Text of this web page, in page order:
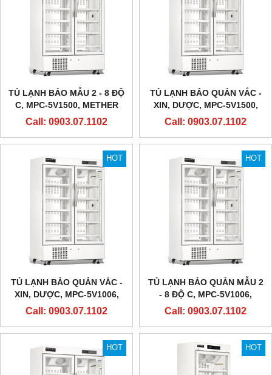
TỦ LẠNH BẢO MẪU 2 - 8 ĐỘ
C, MPC-5V1500, METHER
BIOMEDICAL
Call: 0903.07.1102
TỦ LẠNH BẢO QUẢN VẮC -
XIN, DƯỢC, MPC-5V1500,
METHER BIOMEDICAL
Call: 0903.07.1102
HOT
TỦ LẠNH BẢO QUẢN VẮC -
XIN, DƯỢC, MPC-5V1006,
METHER BIOMEDICAL
Call: 0903.07.1102
HOT
TỦ LẠNH BẢO QUẢN MẪU 2
- 8 ĐỘ C, MPC-5V1006,
METHER BIOMEDICAL
Call: 0903.07.1102
HOT HOT